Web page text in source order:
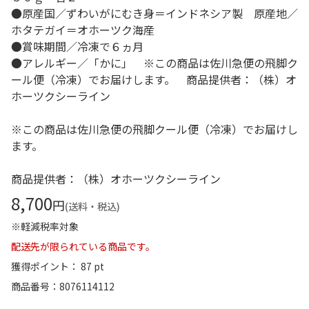
●原産国／ずわいがにむき身＝インドネシア製 原産地／
ホタテガイ＝オホーツク海産
●賞味期間／冷凍で６ヵ月
●アレルギー／「かに」 ※この商品は佐川急便の飛脚ク
ール便（冷凍）でお届けします。 商品提供者：（株）オ
ホーツクシーライン
※この商品は佐川急便の飛脚クール便（冷凍）でお届けし
ます。
商品提供者：（株）オホーツクシーライン
8,700円(送料・税込)
※軽減税率対象
配送先が限られている商品です。
獲得ポイント： 87 pt
商品番号
8076114112